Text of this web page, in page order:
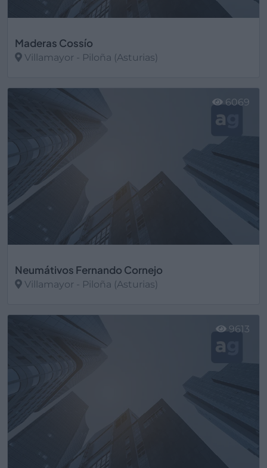
Maderas Cossío
Villamayor - Piloña (Asturias)
Neumátivos Fernando Cornejo
Villamayor - Piloña (Asturias)
6069
9613